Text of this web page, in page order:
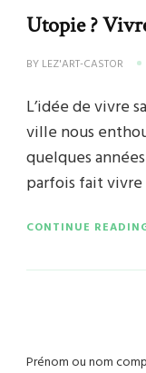
Utopie ?
BY LEZ'ART-CASTOR
L’idée de vivre
ville nous
quelques
parfois fait
CONTINUE
Prénom ou nom